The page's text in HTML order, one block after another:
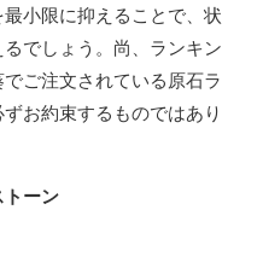
小限に抑えることで、状
でしょう。尚、ランキン
ご注文されている原石ラ
お約束するものではあり
トーン